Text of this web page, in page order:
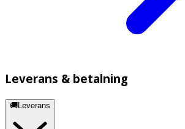
Leverans & betalning
🚚Leverans